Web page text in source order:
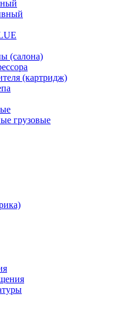
(салона)
(картридж)
грузовые